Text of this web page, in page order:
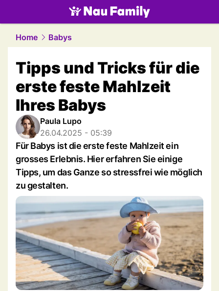
family.NAU.ch
Home Babys
Tipps und Tricks für die
erste feste Mahlzeit
Ihres Babys
Paula Lupo
26.04.2025 - 05:39
Für Babys ist die erste feste Mahlzeit ein
grosses Erlebnis. Hier erfahren Sie einige
Tipps, um das Ganze so stressfrei wie möglich
zu gestalten.